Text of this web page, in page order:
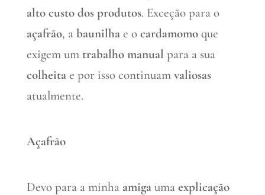
alto custo dos produtos. Exceção para o
açafrão, a baunilhae o cardamomo que
exigem um trabalho manual para a sua
colheitae por isso continuam valiosas
atualmente.
Açafrão
Devo para a minha amigauma explicação